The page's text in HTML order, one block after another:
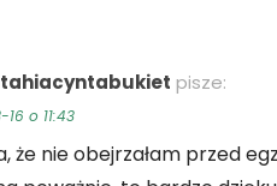
pisze:
o 11:43
że nie obejrzałam przed